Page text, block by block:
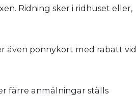
Ridning sker i ridhuset eller,
även ponnykort med rabatt vid
färre anmälningar ställs